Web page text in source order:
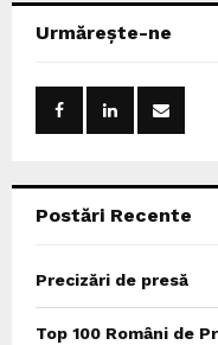
h
Urmărește-ne
Postări Recente
Precizări de presă
Top 100 Români de